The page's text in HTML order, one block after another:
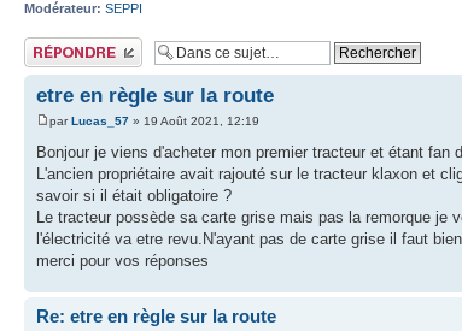
Modérateur: SEPPI
Publier une réponse
etre en règle sur la route
parLucas_57 » 19 Août 2021, 12:19
Bonjour je viens d'acheter mon premier tracteur et étant
L'ancien propriétaire avait rajouté sur le tracteur klaxon et
savoir si il était obligatoire ?
Le tracteur possède sa carte grise mais pas la remorque
l'électricité va etre revu.N'ayant pas de carte grise il faut
merci pour vos réponses
Re: etre en règle sur la route